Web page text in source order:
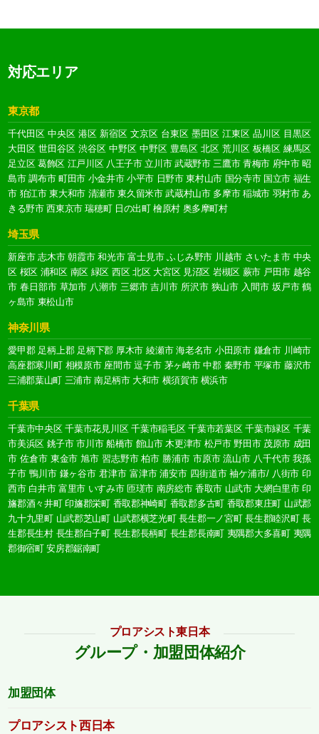
対応エリア
東京都
千代田区 中央区 港区 新宿区 文京区 台東区 墨田区 江東区 品川区 目黒区
大田区 世田谷区 渋谷区 中野区 中野区 豊島区 北区 荒川区 板橋区 練馬区
足立区 葛飾区 江戸川区 八王子市 立川市 武蔵野市 三鷹市 青梅市 府中市 昭
島市 調布市 町田市 小金井市 小平市 日野市 東村山市 国分寺市 国立市 福生
市 狛江市 東大和市 清瀬市 東久留米市 武蔵村山市 多摩市 稲城市 羽村市 あ
きる野市 西東京市 瑞穂町 日の出町 檜原村 奥多摩町村
埼玉県
新座市 志木市 朝霞市 和光市 富士見市 ふじみ野市 川越市 さいたま市 中央
区 桜区 浦和区 南区 緑区 西区 北区 大宮区 見沼区 岩槻区 蕨市 戸田市 越谷
市 春日部市 草加市 八潮市 三郷市 吉川市 所沢市 狭山市 入間市 坂戸市 鶴
ヶ島市 東松山市
神奈川県
愛甲郡 足柄上郡 足柄下郡 厚木市 綾瀬市 海老名市 小田原市 鎌倉市 川崎市
高座郡寒川町 相模原市 座間市 逗子市 茅ヶ崎市 中郡 秦野市 平塚市 藤沢市
三浦郡葉山町 三浦市 南足柄市 大和市 横須賀市 横浜市
千葉県
千葉市中央区 千葉市花見川区 千葉市稲毛区 千葉市若葉区 千葉市緑区 千葉
市美浜区 銚子市 市川市 船橋市 館山市 木更津市 松戸市 野田市 茂原市 成田
市 佐倉市 東金市 旭市 習志野市 柏市 勝浦市 市原市 流山市 八千代市 我孫
子市 鴨川市 鎌ヶ谷市 君津市 富津市 浦安市 四街道市 袖ケ浦市/ 八街市 印
西市 白井市 富里市 いすみ市 匝瑳市 南房総市 香取市 山武市 大網白里市 印
旛郡酒々井町 印旛郡栄町 香取郡神崎町 香取郡多古町 香取郡東庄町 山武郡
九十九里町 山武郡芝山町 山武郡横芝光町 長生郡一ノ宮町 長生郡睦沢町 長
生郡長生村 長生郡白子町 長生郡長柄町 長生郡長南町 夷隅郡大多喜町 夷隅
郡御宿町 安房郡鋸南町
プロアシスト東日本
グループ・加盟団体紹介
加盟団体
プロアシスト西日本